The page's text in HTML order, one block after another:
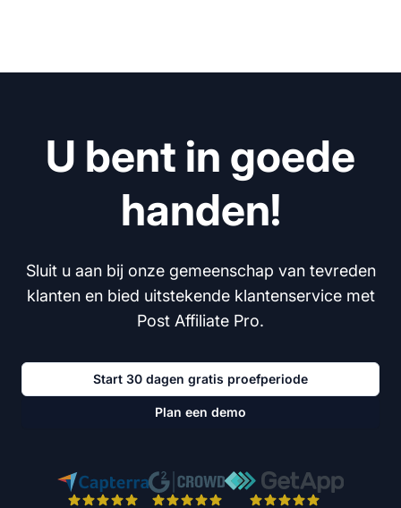
U bent in goede
handen!
Sluit u aan bij onze gemeenschap van tevreden
klanten en bied uitstekende klantenservice met
Post Affiliate Pro.
Start 30 dagen gratis proefperiode
Plan een demo